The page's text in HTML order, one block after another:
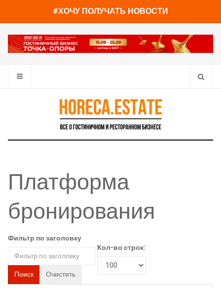
#ХОЧУ ПОЛУЧАТЬ НОВОСТИ
Платформа
бронирования
Фильтр по заголовку
Поиск Очистить
Кол-во строк: